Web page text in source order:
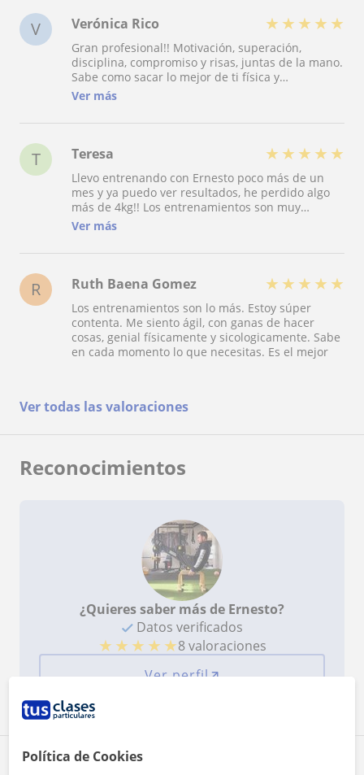
V Verónica Rico ★ ★ ★ ★ ★
Gran profesional!! Motivación, superación,
disciplina, compromiso y risas, juntas de la mano.
Sabe como sacar lo mejor de ti física y
psicológicamente en cada momento, sin duda el
Ver más
T Teresa ★ ★ ★ ★ ★
Llevo entrenando con Ernesto poco más de un
mes y ya puedo ver resultados, he perdido algo
más de 4kg!! Los entrenamientos son muy
dinámicos y siempre se aprenden cosas nuevas.
motivación con los clientes y su entusiasmo en
Ver más
R Ruth Baena Gomez ★ ★ ★ ★ ★
Los entrenamientos son lo más. Estoy súper
contenta. Me siento ágil, con ganas de hacer
cosas, genial físicamente y sicologicamente. Sabe
en cada momento lo que necesitas. Es el mejor
Ver todas las valoraciones
Reconocimientos
¿Quieres saber más de Ernesto?
Datos verificados
★ ★ ★ ★ ★8 valoraciones
Ver perfil
Zona de Ernesto
Política de Cookies